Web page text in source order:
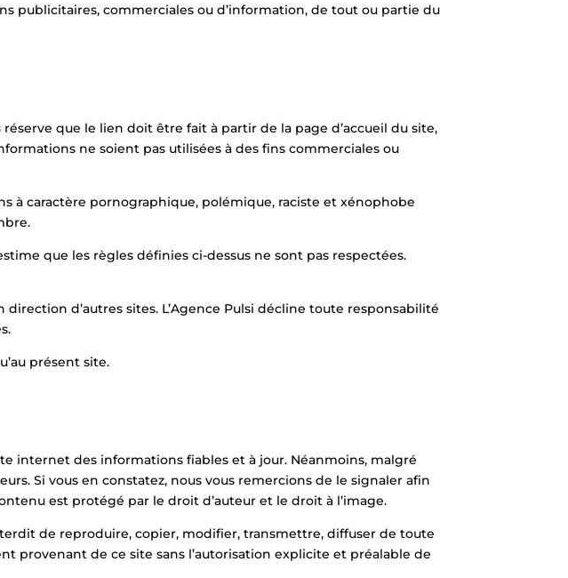
publicitaires, commerciales ou d’information, de tout ou partie du
que le lien doit être fait à partir de la page d’accueil du site,
ne soient pas utilisées à des fins commerciales ou
à caractère pornographique, polémique, raciste et xénophobe
que les règles définies ci-dessus ne sont pas respectées.
d’autres sites. L’Agence Pulsi décline toute responsabilité
présent site.
internet des informations fiables et à jour. Néanmoins, malgré
Si vous en constatez, nous vous remercions de le signaler afin
est protégé par le droit d’auteur et le droit à l’image.
de reproduire, copier, modifier, transmettre, diffuser de toute
provenant de ce site sans l’autorisation explicite et préalable de